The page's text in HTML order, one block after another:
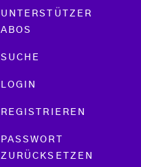
UNTERSTÜTZER
ABOS
SUCHE
LOGIN
REGISTRIEREN
PASSWORT
ZURÜCKSETZEN